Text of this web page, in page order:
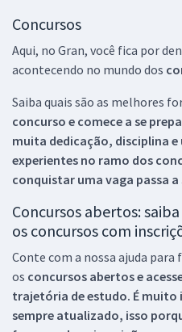
Concursos
Aqui, no Gran, você fica por
acontecendo no mundo dos
Saiba quais são as melhores
concurso e comece a se
muita dedicação, disciplina
experientes no ramo dos
conquistar uma vaga passa a
Concursos abertos:
os concursos com
Conte com a nossa ajuda para
os concursos abertos e
trajetória de estudo. É
sempre atualizado, isso